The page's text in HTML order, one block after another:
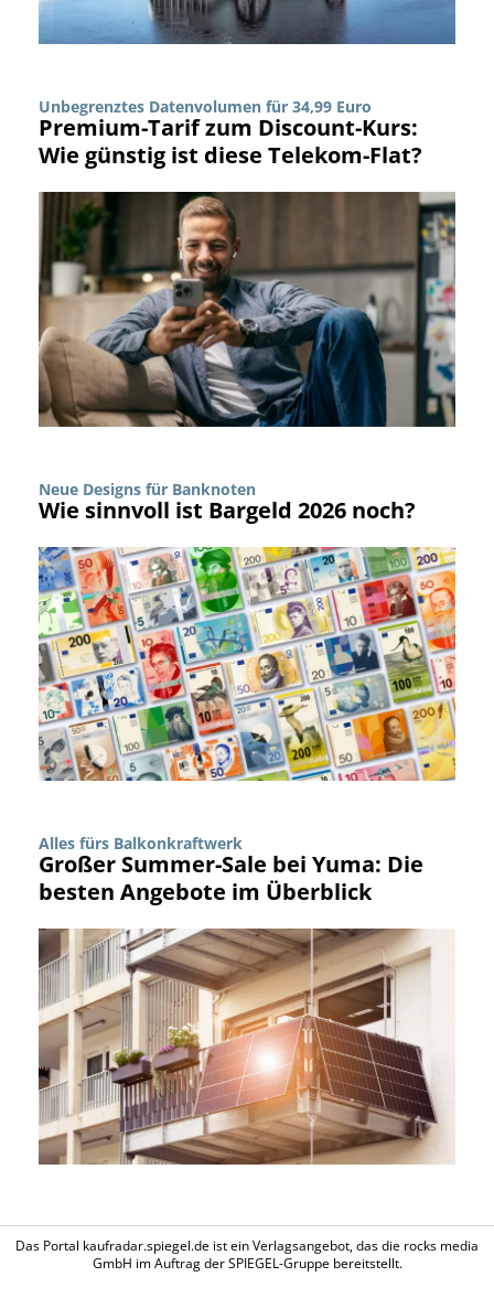
Unbegrenztes Datenvolumen für 34,99 Euro
Premium-Tarif zum Discount-Kurs:
Wie günstig ist diese Telekom-Flat?
Neue Designs für Banknoten
Wie sinnvoll ist Bargeld 2026 noch?
Alles fürs Balkonkraftwerk
Großer Summer-Sale bei Yuma: Die
besten Angebote im Überblick
Das Portal kaufradar.spiegel.de ist ein Verlagsangebot, das die rocks media
GmbH im Auftrag der SPIEGEL-Gruppe bereitstellt.